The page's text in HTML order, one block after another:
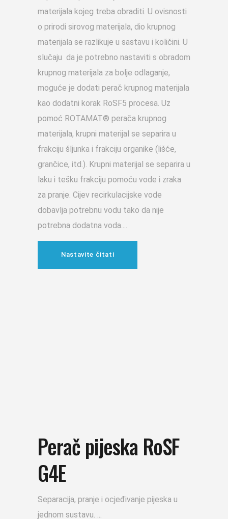
materijala kojeg treba obraditi. U ovisnosti
o prirodi sirovog materijala, dio krupnog
materijala se razlikuje u sastavu i količini. U
slučaju da je potrebno nastaviti s obradom
krupnog materijala za bolje odlaganje,
moguće je dodati perač krupnog materijala
kao dodatni korak RoSF5 procesa. Uz
pomoć ROTAMAT® perača krupnog
materijala, krupni materijal se separira u
frakciju šljunka i frakciju organike (lišće,
grančice, itd.). Krupni materijal se separira u
laku i tešku frakciju pomoću vode i zraka
za pranje. Cijev recirkulacijske vode
dobavlja potrebnu vodu tako da nije
potrebna dodatna voda.
Nastavite čitati
Perač pijeska RoSF
G4E
Separacija, pranje i ocjeđivanje pijeska u
jednom sustavu.